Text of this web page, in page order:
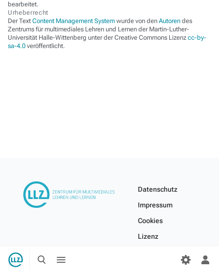
Suche
umschaltenumschalten
bearbeitet.
Urheberrecht
Der Text Content Management System wurde von den Autoren des
Zentrums für multimediales Lehren und Lernen der Martin-Luther-
Universität Halle-Wittenberg unter der Creative Commons Lizenz cc-by-
sa-4.0 veröffentlicht.
Datenschutz
Impressum
Cookies
Lizenz